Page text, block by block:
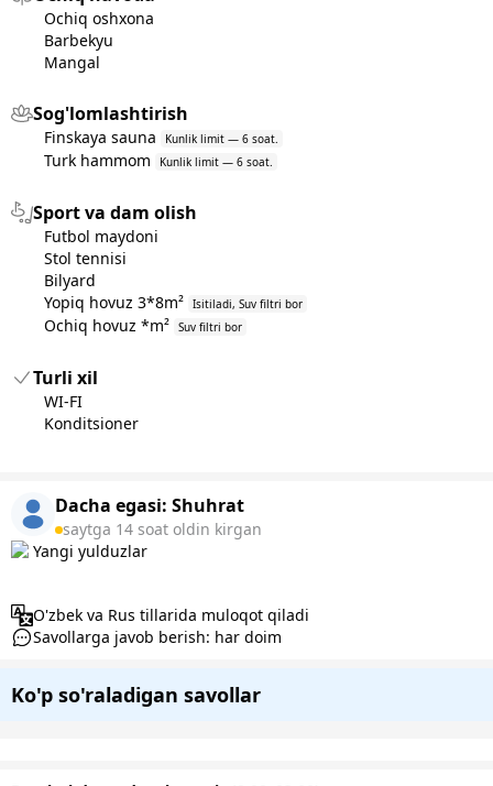
Ochiq oshxona
Barbekyu
Mangal
Sog'lomlashtirish
Finskaya sauna Kunlik limit — 6 soat.
Turk hammom Kunlik limit — 6 soat.
Sport va dam olish
Futbol maydoni
Stol tennisi
Bilyard
Yopiq hovuz 3*8m² Isitiladi, Suv filtri bor
Ochiq hovuz *m² Suv filtri bor
Turli xil
WI-FI
Konditsioner
Dacha egasi: Shuhrat
saytga 14 soat oldin kirgan
Yangi yulduzlar
O'zbek va Rus tillarida muloqot qiladi
Savollarga javob berish: har doim
Ko'p so'raladigan savollar